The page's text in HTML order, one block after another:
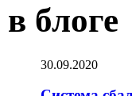
блоге
30.09.2020